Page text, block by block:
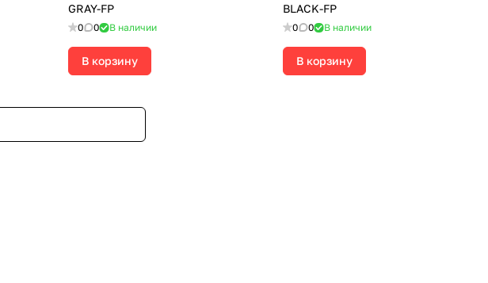
GRAY-FP
0 0 В наличии
В корзину
BLACK-FP
0 0 В наличии
В корзину